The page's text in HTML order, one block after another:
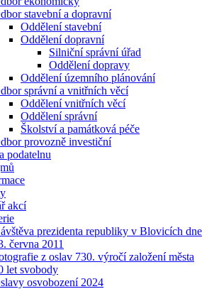
stavební a dopravní
Oddělení stavební
Oddělení dopravní
Silniční správní úřad
Oddělení dopravy
Oddělení územního plánování
správní a vnitřních věcí
Oddělení vnitřních věcí
Oddělení správní
Školství a památková péče
provozně investiční
podatelnu
akcí
prezidenta republiky v Blovicích dne
června 2011
z oslav 730. výročí založení města
let svobody
osvobození 2024